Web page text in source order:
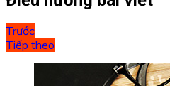
Trước
Tiếp theo